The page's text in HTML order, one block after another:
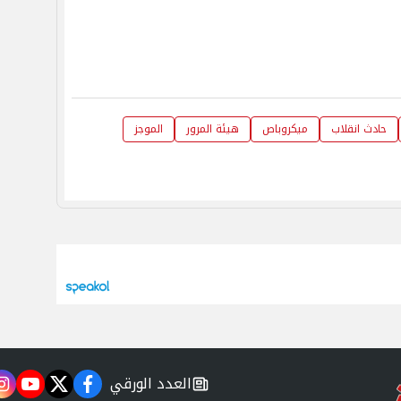
حادث انقلاب ميكروباص هيئة المرور
الموجز
newspaper
العدد الورقي facebook
twitter